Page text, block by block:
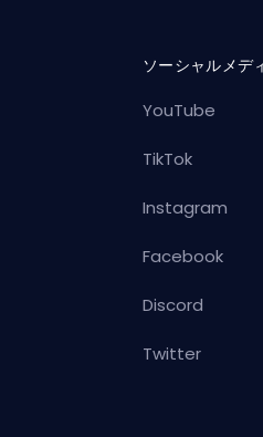
ソーシャルメデ
YouTube
TikTok
Instagram
Facebook
Discord
Twitter